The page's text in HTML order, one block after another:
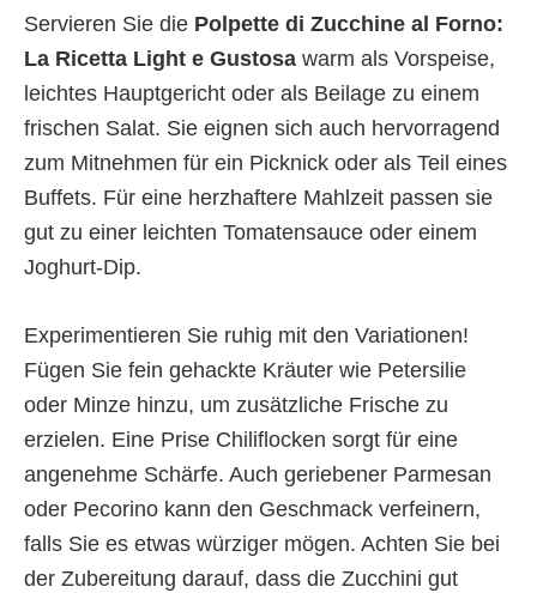
Servieren Sie die Polpette di Zucchine al Forno:
La Ricetta Light e Gustosa warm als Vorspeise,
leichtes Hauptgericht oder als Beilage zu einem
frischen Salat. Sie eignen sich auch hervorragend
zum Mitnehmen für ein Picknick oder als Teil eines
Buffets. Für eine herzhaftere Mahlzeit passen sie
gut zu einer leichten Tomatensauce oder einem
Joghurt-Dip.
Experimentieren Sie ruhig mit den Variationen!
Fügen Sie fein gehackte Kräuter wie Petersilie
oder Minze hinzu, um zusätzliche Frische zu
erzielen. Eine Prise Chiliflocken sorgt für eine
angenehme Schärfe. Auch geriebener Parmesan
oder Pecorino kann den Geschmack verfeinern,
falls Sie es etwas würziger mögen. Achten Sie bei
der Zubereitung darauf, dass die Zucchini gut